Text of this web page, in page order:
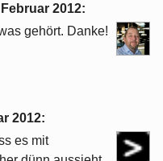
2012:
gehört. Danke!
2012:
es mit